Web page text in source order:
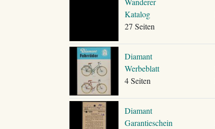
Katalog
27 Seiten
Diamant
Werbeblatt
4 Seiten
Diamant
Garantieschein